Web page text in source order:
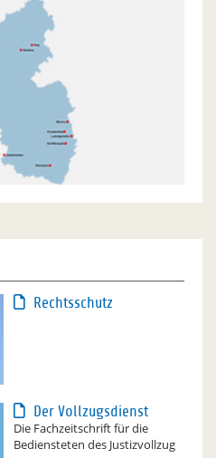
Rechtsschutz
Der Vollzugsdienst
Die Fachzeitschrift für die
Bediensteten des Justizvollzug